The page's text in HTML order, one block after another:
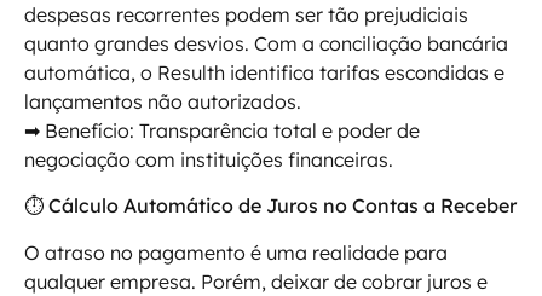
despesas recorrentes podem ser tão prejudiciais
quanto grandes desvios. Com a conciliação bancária
automática, o Resulth identifica tarifas escondidas e
lançamentos não autorizados.
➡ Benefício: Transparência total e poder de
negociação com instituições financeiras.
⏱ Cálculo Automático de Juros no Contas a Receber
O atraso no pagamento é uma realidade para
qualquer empresa. Porém, deixar de cobrar juros e